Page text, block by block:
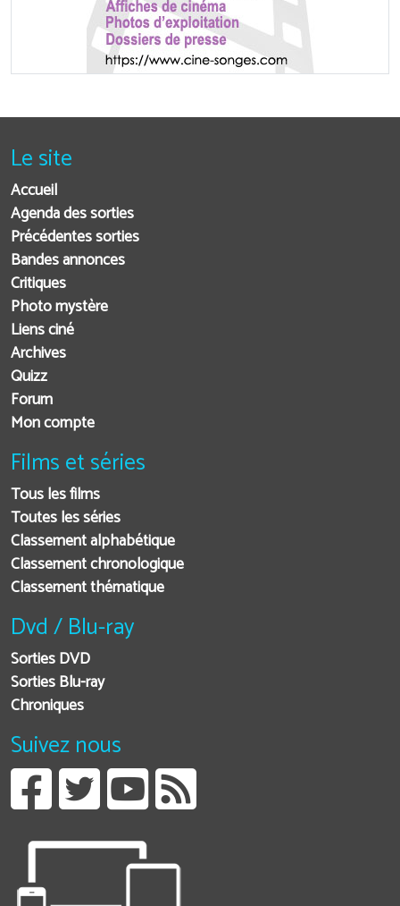
Le site
Accueil
Agenda des sorties
Précédentes sorties
Bandes annonces
Critiques
Photo mystère
Liens ciné
Archives
Quizz
Forum
Mon compte
Films et séries
Tous les films
Toutes les séries
Classement alphabétique
Classement chronologique
Classement thématique
Dvd / Blu-ray
Sorties DVD
Sorties Blu-ray
Chroniques
Suivez nous